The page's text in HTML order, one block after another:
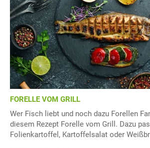
FORELLE VOM GRILL
Wer Fisch liebt und noch dazu Forellen
diesem Rezept Forelle vom Grill. Dazu
Folienkartoffel, Kartoffelsalat oder